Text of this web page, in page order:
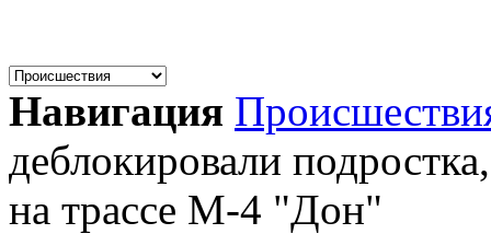
Навигация
деблокировали
на трассе М-4 "Дон"